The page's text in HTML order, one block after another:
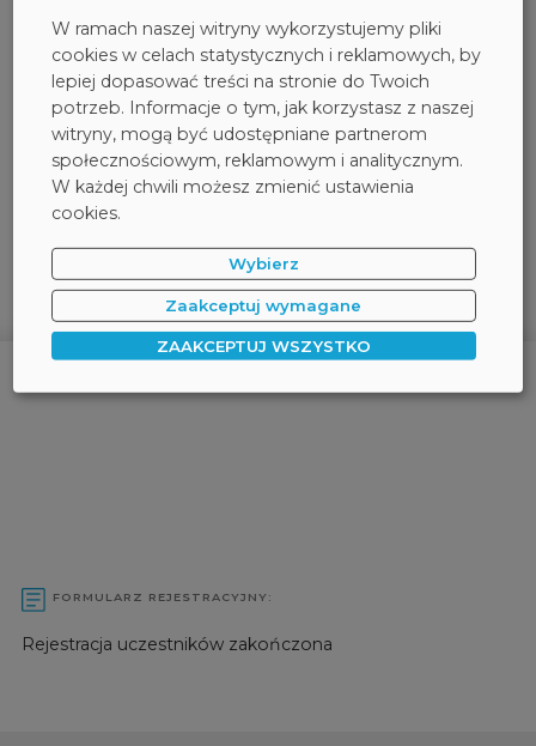
PODOBNE WYDARZENIA:
Ataki bez włamania - kiedy dostęp
uprzywilejowany staje się podatnością
przed cyberprzestępcami!
FORMULARZ REJESTRACYJNY:
Rejestracja uczestników zakończona
W ramach naszej witryny wykorzystujemy pliki
cookies w celach statystycznych i reklamowych, by
lepiej dopasować treści na stronie do Twoich
potrzeb. Informacje o tym, jak korzystasz z naszej
witryny, mogą być udostępniane partnerom
społecznościowym, reklamowym i analitycznym.
W każdej chwili możesz zmienić ustawienia
cookies.
Wybierz
Zaakceptuj wymagane
ZAAKCEPTUJ WSZYSTKO